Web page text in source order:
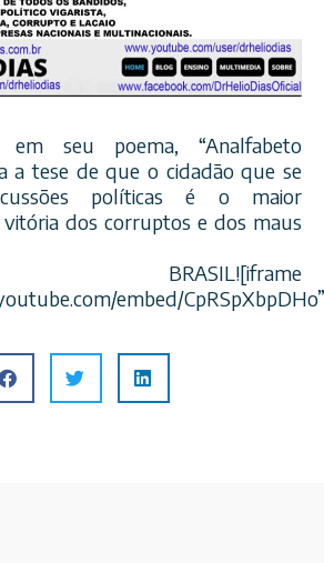
seu poema, “Analfabeto
a tese de que o cidadão que se
políticas é o maior
vitória dos corruptos e dos maus
BRASIL![iframe
embed/CpRSpXbpDHo”